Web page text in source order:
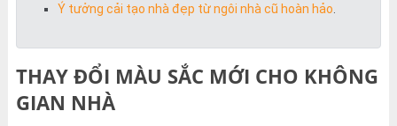
Ý tưởng cải tạo nhà đẹp từ ngôi nhà cũ hoàn hảo
THAY ĐỔI MÀU SẮC MỚI CHO KHÔNG
GIAN NHÀ